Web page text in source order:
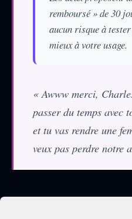
remboursé » de 30
aucun risque à
mieux à votre usage.
« Awww merci,
passer du temps avec
et tu vas rendre une
veux pas perdre notre